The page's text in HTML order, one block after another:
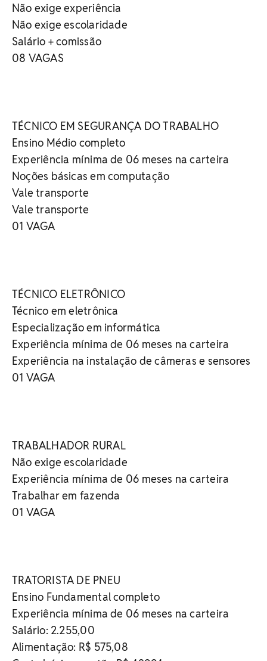
Não exige experiência
Não exige escolaridade
Salário + comissão
08 VAGAS
TÉCNICO EM SEGURANÇA DO TRABALHO
Ensino Médio completo
Experiência mínima de 06 meses na carteira
Noções básicas em computação
Vale transporte
Vale transporte
01 VAGA
TÉCNICO ELETRÔNICO
Técnico em eletrônica
Especialização em informática
Experiência mínima de 06 meses na carteira
Experiência na instalação de câmeras e sensores
01 VAGA
TRABALHADOR RURAL
Não exige escolaridade
Experiência mínima de 06 meses na carteira
Trabalhar em fazenda
01 VAGA
TRATORISTA DE PNEU
Ensino Fundamental completo
Experiência mínima de 06 meses na carteira
Salário: 2.255,00
Alimentação: R$ 575,08